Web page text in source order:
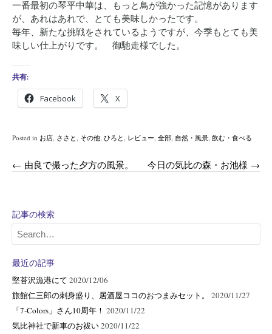
一番最初の琴平中華は、もっと鳥が強かった記憶があります
が、あれはあれで、とても美味しかったです。
毎年、新たな挑戦をされているようですが、今季もとても美
味しい仕上がりです。 御馳走様でした。
共有:
Facebook X
Posted in お店 ささと その他 ひろと レビュー 全部 自然・風景 飲む・食べる
Post
← 由良で撮った夕方の風景。 今日の気比の森・お池様 →
記事の検索
最近の記事
堅苔沢漁港にて 2020/12/06
旅館仁三郎の刺身盛り、居酒屋ココのおつまみセット。
2020/11/27
「7-Colors」さん10周年！ 2020/11/22
気比神社で新車のお祓い2020/11/22